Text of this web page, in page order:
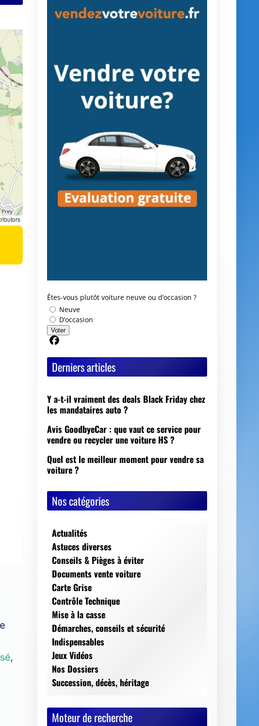
Êtes-vous plutôt voiture neuve ou d’occasion ?
Neuve
D’occasion
Voter
Derniers articles
Y a-t-il vraiment des deals Black Friday chez
les mandataires auto ?
Avis GoodbyeCar : que vaut ce service pour
vendre ou recycler une voiture HS ?
Quel est le meilleur moment pour vendre sa
voiture ?
Nos catégories
Actualités
Astuces diverses
Conseils & Pièges à éviter
Documents vente voiture
Carte Grise
Contrôle Technique
Mise à la casse
Démarches, conseils et sécurité
Indispensables
Jeux Vidéos
Nos Dossiers
Succession, décès, héritage
Moteur de recherche